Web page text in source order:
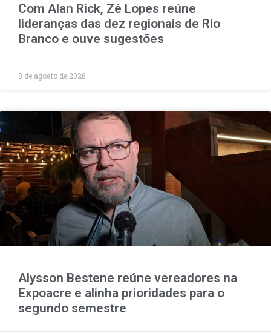
Com Alan Rick, Zé Lopes reúne
lideranças das dez regionais de Rio
Branco e ouve sugestões
8 de agosto de 2026
Alysson Bestene reúne vereadores na
Expoacre e alinha prioridades para o
segundo semestre